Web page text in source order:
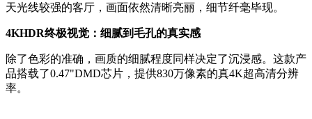
天光线较强的客厅，画面依然清晰亮丽，细节纤毫毕现。
4KHDR终极视觉：细腻到毛孔的真实感
除了色彩的准确，画质的细腻程度同样决定了沉浸感。这款产
品搭载了0.47"DMD芯片，提供830万像素的真4K超高清分辨
率。